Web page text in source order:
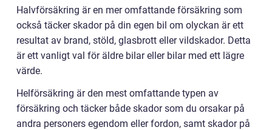
Halvförsäkring är en mer omfattande försäkring som
också täcker skador på din egen bil om olyckan är ett
resultat av brand, stöld, glasbrott eller vildskador. Detta
är ett vanligt val för äldre bilar eller bilar med ett lägre
värde.
Helförsäkring är den mest omfattande typen av
försäkring och täcker både skador som du orsakar på
andra personers egendom eller fordon, samt skador på